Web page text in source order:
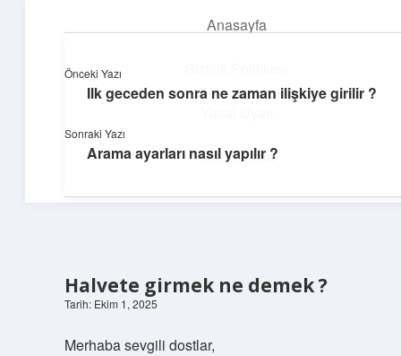
Anasayfa
Hakkımızda
Farklı bakış açılarıyla hayatı gör.
Halvete girmek ne demek ?
Tarih: Ekim 1, 2025
Merhaba sevgili dostlar,
Önceki Yazı
Ilk geceden sonra ne zaman ilişkiye girilir ?
Sonraki Yazı
Arama ayarları nasıl yapılır ?